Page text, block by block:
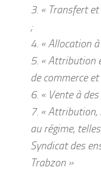
3. « Transfert
;
4. « Allocation à
5. « Attribution
de commerce
6. « Vente à
7. «
au régime,
Syndicat des
Trabzon »